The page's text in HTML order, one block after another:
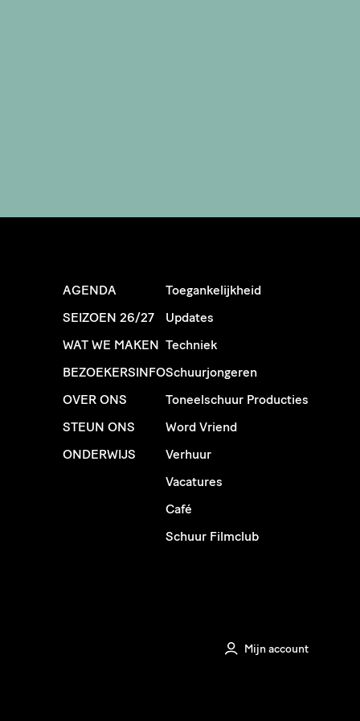
AGENDA
SEIZOEN 26/27
WAT WE MAKEN
BEZOEKERSINFO
OVER ONS
STEUN ONS
ONDERWIJS
Toegankelijkheid
Updates
Techniek
Schuurjongeren
Toneelschuur Producties
Word Vriend
Verhuur
Vacatures
Café
Schuur Filmclub
Mijn account